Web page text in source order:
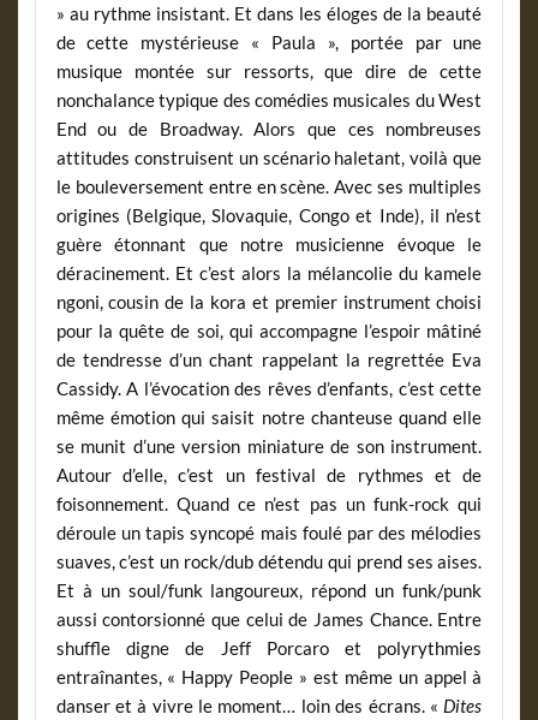
» au rythme insistant. Et dans les éloges de la beauté
de cette mystérieuse « Paula », portée par une
musique montée sur ressorts, que dire de cette
nonchalance typique des comédies musicales du West
End ou de Broadway. Alors que ces nombreuses
attitudes construisent un scénario haletant, voilà que
le bouleversement entre en scène. Avec ses multiples
origines (Belgique, Slovaquie, Congo et Inde), il n’est
guère étonnant que notre musicienne évoque le
déracinement. Et c’est alors la mélancolie du kamele
ngoni, cousin de la kora et premier instrument choisi
pour la quête de soi, qui accompagne l’espoir mâtiné
de tendresse d’un chant rappelant la regrettée Eva
Cassidy. A l’évocation des rêves d’enfants, c’est cette
même émotion qui saisit notre chanteuse quand elle
se munit d’une version miniature de son instrument.
Autour d’elle, c’est un festival de rythmes et de
foisonnement. Quand ce n’est pas un funk-rock qui
déroule un tapis syncopé mais foulé par des mélodies
suaves, c’est un rock/dub détendu qui prend ses aises.
Et à un soul/funk langoureux, répond un funk/punk
aussi contorsionné que celui de James Chance. Entre
shuffle digne de Jeff Porcaro et polyrythmies
entraînantes, « Happy People » est même un appel à
danser et à vivre le moment… loin des écrans. « Dites